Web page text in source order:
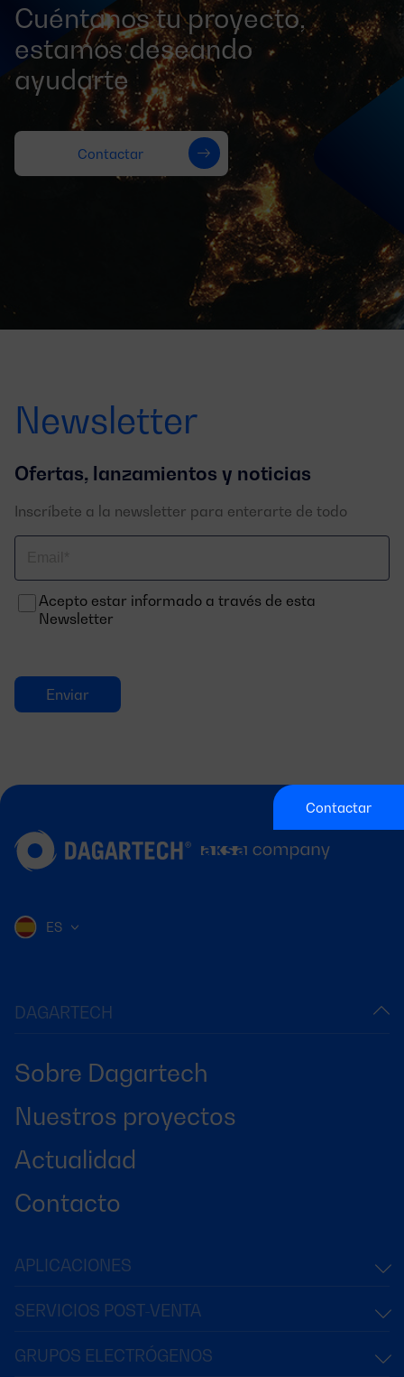
Cuéntanos tu proyecto,
estamos deseando
ayudarte
Contactar
Newsletter
Ofertas, lanzamientos y noticias
Inscríbete a la newsletter para enterarte de todo
electrónico
Acepto estar informado a través de esta
Newsletter
Contactar
DAGARTECH
Sobre Dagartech
Nuestros proyectos
Actualidad
Contacto
ES
APLICACIONES
SERVICIOS POST-VENTA
GRUPOS ELECTRÓGENOS